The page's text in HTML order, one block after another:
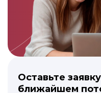
Оставьте
ближайшем